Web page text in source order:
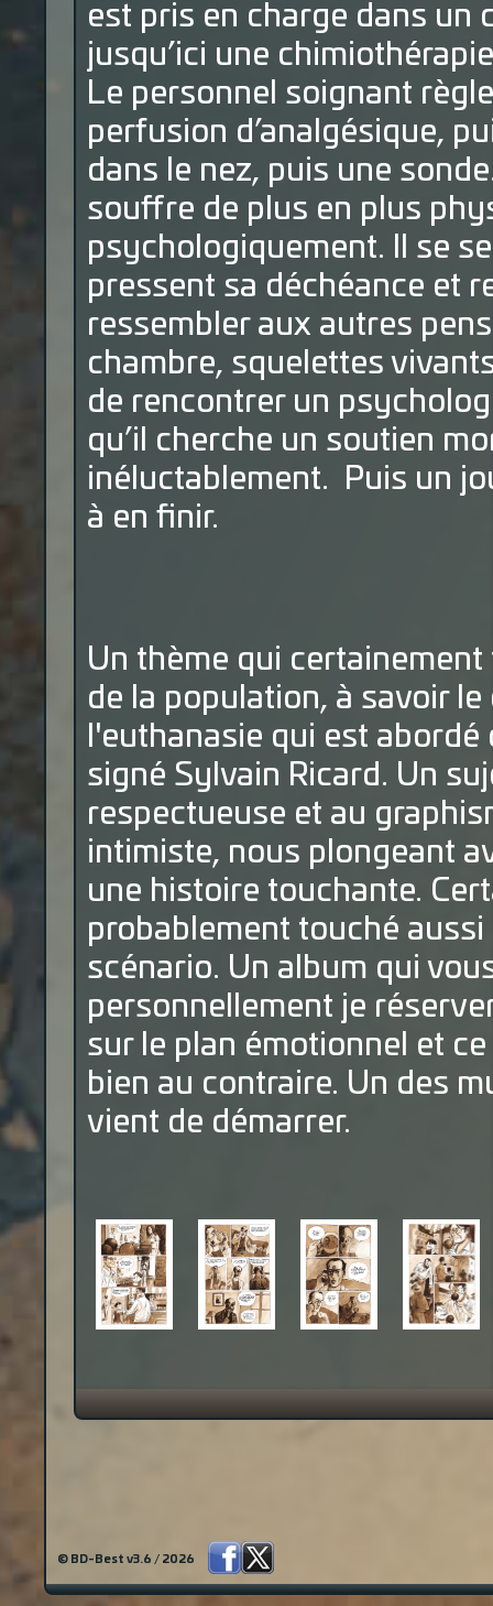
est pris en charge dans un
jusqu’ici une
Le personnel soignant
perfusion d’analgésique,
dans le nez, puis une
souffre de plus en plus
psychologiquement. Il se
pressent sa déchéance et
ressembler aux autres
chambre, squelettes
de rencontrer un
qu’il cherche un soutien
inéluctablement. Puis un
à en finir.
Un thème qui
de la population, à savoir
l'euthanasie qui est
signé Sylvain Ricard. Un
respectueuse et au
intimiste, nous plongeant
une histoire touchante.
probablement touché
scénario. Un album qui
personnellement je
sur le plan émotionnel et
bien au contraire. Un des
vient de démarrer.
© BD-Best v3.6 / 2026